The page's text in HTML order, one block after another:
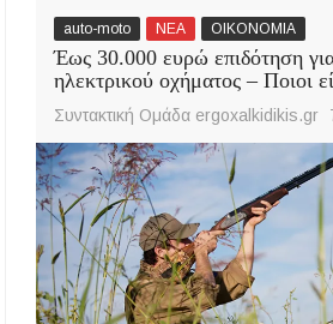
auto-moto ΝΕΑ ΟΙΚΟΝΟΜΙΑ
Έως 30.000 ευρώ επιδότηση
ηλεκτρικού οχήματος – Ποιοι
Συντακτική Ομάδα ergoxalkidikis.gr